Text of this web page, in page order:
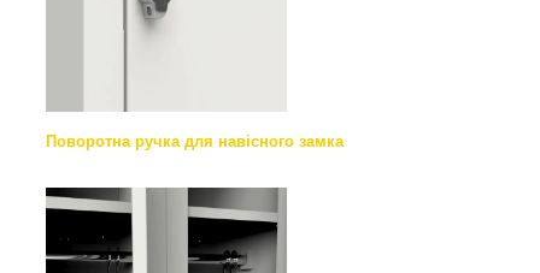
Поворотна ручка для навісного замка